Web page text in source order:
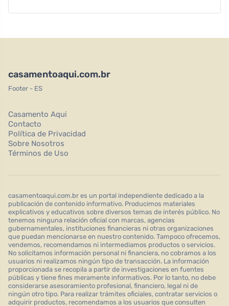
casamentoaqui.com.br
Footer - ES
Casamento Aqui
Contacto
Política de Privacidad
Sobre Nosotros
Términos de Uso
casamentoaqui.com.br es un portal independiente dedicado a la
publicación de contenido informativo. Producimos materiales
explicativos y educativos sobre diversos temas de interés público. No
tenemos ninguna relación oficial con marcas, agencias
gubernamentales, instituciones financieras ni otras organizaciones
que puedan mencionarse en nuestro contenido. Tampoco ofrecemos,
vendemos, recomendamos ni intermediamos productos o servicios.
No solicitamos información personal ni financiera, no cobramos a los
usuarios ni realizamos ningún tipo de transacción. La información
proporcionada se recopila a partir de investigaciones en fuentes
públicas y tiene fines meramente informativos. Por lo tanto, no debe
considerarse asesoramiento profesional, financiero, legal ni de
ningún otro tipo. Para realizar trámites oficiales, contratar servicios o
adquirir productos, recomendamos a los usuarios que consulten